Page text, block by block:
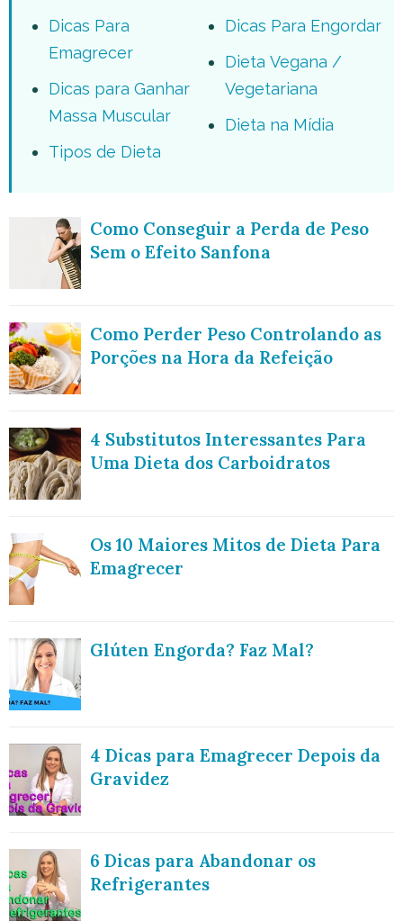
Dicas Para
Emagrecer
Dicas para Ganhar
Massa Muscular
Tipos de Dieta
Dicas Para Engordar
Dieta Vegana /
Vegetariana
Dieta na Mídia
Como Conseguir a Perda de Peso
Sem o Efeito Sanfona
Como Perder Peso Controlando as
Porções na Hora da Refeição
4 Substitutos Interessantes Para
Uma Dieta dos Carboidratos
Os 10 Maiores Mitos de Dieta Para
Emagrecer
Glúten Engorda? Faz Mal?
4 Dicas para Emagrecer Depois da
Gravidez
6 Dicas para Abandonar os
Refrigerantes